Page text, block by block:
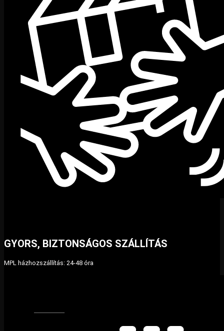
GYORS, BIZTONSÁGOS SZÁLLÍTÁS
MPL házhozszállítás: 24-48 óra